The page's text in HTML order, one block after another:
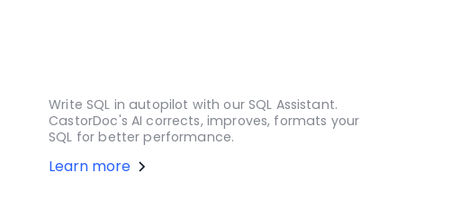
Write SQL in autopilot with our SQL Assistant.
CastorDoc's AI corrects, improves, formats your
SQL for better performance.
Learn more